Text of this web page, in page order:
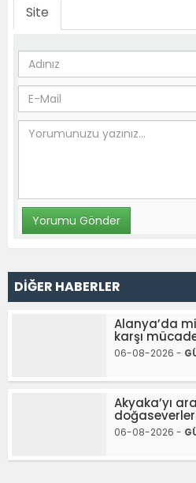
Site
DİĞER HABERLER
Alanya’da
karşı
06-08-2026 -
Akyaka’yı
06-08-2026 -